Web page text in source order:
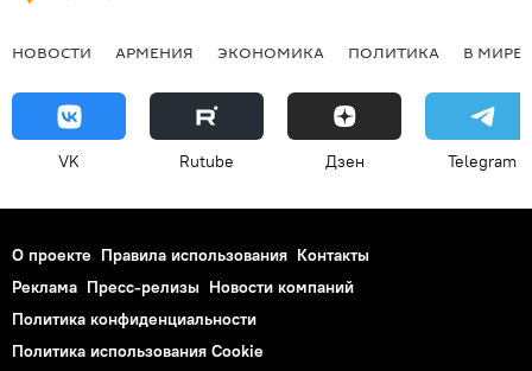
НОВОСТИ АРМЕНИЯ ЭКОНОМИКА ПОЛИТИКА В МИРЕ
VK Rutube Дзен Telegram
О проекте Правила использования Контакты
Реклама Пресс-релизы Новости компаний
Политика конфиденциальности
Политика использования Cookie